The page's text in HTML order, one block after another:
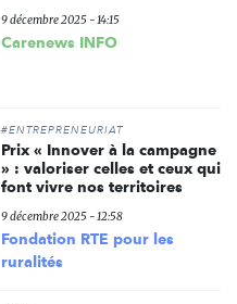
9 décembre 2025 - 14:15
Carenews INFO
#ENTREPRENEURIAT
Prix « Innover à la campagne
» : valoriser celles et ceux qui
font vivre nos territoires
9 décembre 2025 - 12:58
Fondation RTE pour les
ruralités